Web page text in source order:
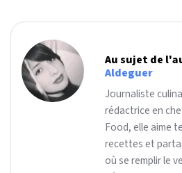
Au sujet de
Aldeguer
Journaliste
rédactrice en
Food, elle aime
recettes et
où se remplir le